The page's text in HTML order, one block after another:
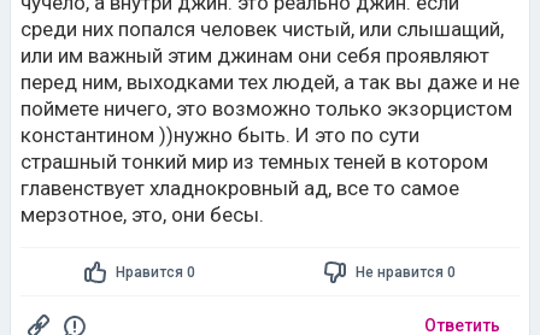
дебрях, чтоб прочистить к свету. сволочи ту.пые. 😠 и
мне поэтому штудирую часто тему о шизе у родов.
Уже есть сырое мнение, что шизики это грешки
предков. и связано это каким то родом с большими
деньгами, воровство и так далее, долго объяснять. то
есть шиза это можно сказать чертовщина. тьма из
душонок шизиков лезет.
среди них попался человек чистый, или слышащий,
или им важный этим джинам они себя проявляют
перед ним, выходками тех людей, а так вы даже и не
поймете ничего, это возможно только экзорцистом
константином ))нужно быть. И это по сути
страшный тонкий мир из темных теней в котором
главенствует хладнокровный ад, все то самое
мерзотное, это, они бесы.
Нравится 0 Не нравится 0
Ответить